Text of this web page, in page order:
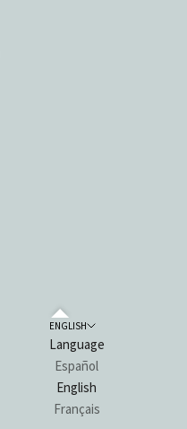
ENGLISH
Language
Español
English
Français